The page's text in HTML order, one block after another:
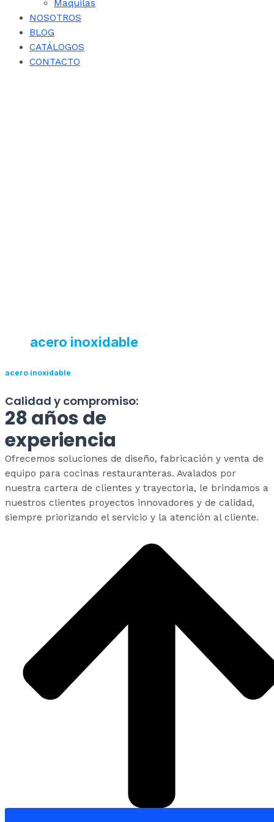
Maquilas
NOSOTROS
BLOG
CATÁLOGOS
CONTACTO
acero inoxidable
acero inoxidable
Calidad y compromiso:
28 años de
experiencia
Ofrecemos soluciones de diseño, fabricación y venta de
equipo para cocinas restauranteras. Avalados por
nuestra cartera de clientes y trayectoria, le brindamos a
nuestros clientes proyectos innovadores y de calidad,
siempre priorizando el servicio y la atención al cliente.